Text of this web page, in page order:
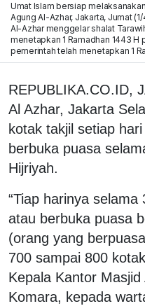
Umat Islam bersiap
Agung Al-Azhar, Jakarta, Jumat
Al-Azhar menggelar shalat
menetapkan 1 Ramadhan 1443 H
pemerintah telah menetapkan 1
REPUBLIKA.CO.ID,
Al Azhar, Jakarta
kotak takjil setiap
berbuka puasa
Hijriyah.
“Tiap harinya selama
atau berbuka puasa
(orang yang
700 sampai 800
Kepala Kantor Masjid
Komara, kepada